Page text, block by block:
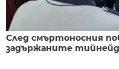
След смъртоносния
задържаните